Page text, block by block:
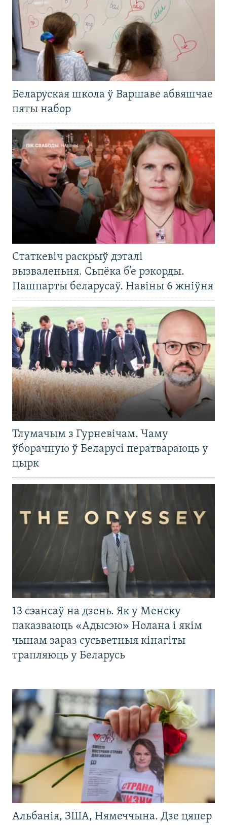
Беларуская школа ў Варшаве абвяшчае
пяты набор
Статкевіч раскрыў дэталі
вызваленьня. Сьпёка б’е рэкорды.
Пашпарты беларусаў. Навіны 6 жніўня
Тлумачым з Гурневічам. Чаму
ўборачную ў Беларусі ператвараюць у
цырк
13 сэансаў на дзень. Як у Менску
паказваюць «Адысэю» Нолана і якім
чынам зараз сусьветныя кінагіты
трапляюць у Беларусь
Альбанія, ЗША, Нямеччына. Дзе цяпер